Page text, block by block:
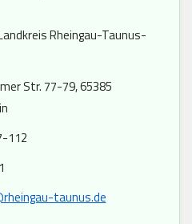
Rheingau-Taunus-
Str. 77-79, 65385
112
taunus.de